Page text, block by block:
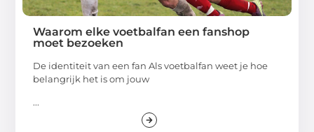
Waarom elke voetbalfan een fanshop
moet bezoeken
De identiteit van een fan Als voetbalfan weet je hoe
belangrijk het is om jouw
...